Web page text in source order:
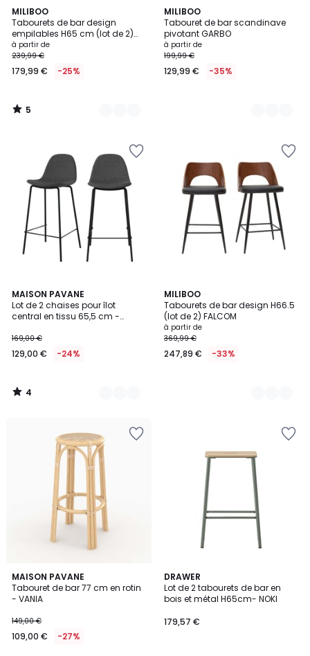
MILIBOO
Tabourets de bar design
empilables H65 cm (lot de 2)
KUPA
à partir de
239,99 €
179,99 € -25%
5
/
5
2
Couleurs
5
/
MILIBOO
Tabouret de bar scandinave
pivotant GARBO
à partir de
199,99 €
129,99 € -35%
2
Couleurs
MAISON PAVANE
Lot de 2 chaises pour îlot
central en tissu 65,5 cm -
169,00 €
129,00 € -24%
4
/
5
5
Couleurs
4
/
MILIBOO
Tabourets de bar design H66.5
(lot de 2) FALCOM
à partir de
369,99 €
247,89 € -33%
2
Couleurs
MAISON PAVANE
Tabouret de bar 77 cm en rotin
- VANIA
149,00 €
109,00 € -27%
1
/
5
DRAWER
Lot de 2 tabourets de bar en
bois et métal H65cm- NOKI
179,57 €